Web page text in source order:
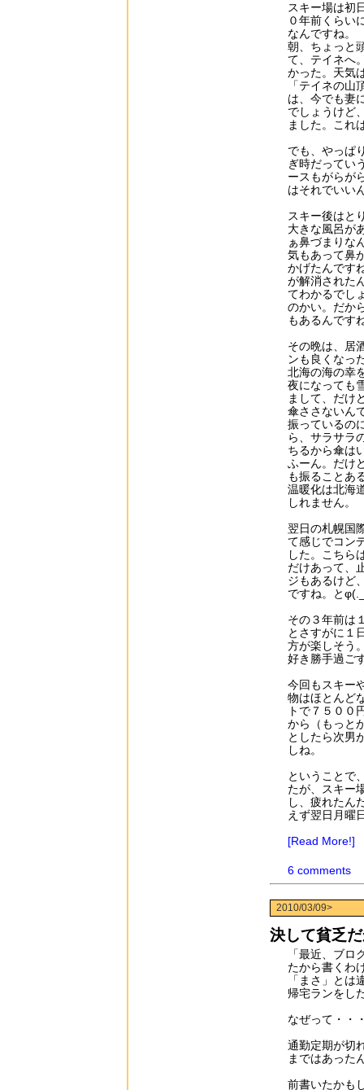
スキー場は初
０年前くらい
なんですね。
朝、ちょっと
て、テイネへ
かった。天気
「テイネの
は、今でも妻
でしょうけど
ました。これ
でも、やっぱ
ぎ時だってい
ースもがらが
はそれでいい
スキー後はと
大きな風呂が
ぁ鼻づまりな
気もあって鼻
かげたんです
が解消された
てわかるでし
のかい。だか
もあるんです
その晩は、居
ンも良くなっ
北海の海の幸
夜になっても
まして、だけ
傘ささないん
振っているの
ら、サラサラ
ちるから傘は
ふーん。だけ
も振ることあ
温暖化は北海
しれません。
翌日の札幌国
て感じでコン
した。こちら
だけあって、
ジもあるけど
ですね。と
その３年前は
とさすがに１
方が楽しそう
好き勝手過ご
今回もスキー
物はほとんど
トで７５００
から（もっと
としたら次男
しね。
ということで
たが、スキー
し、疲れたん
えず翌日月曜
[Read More!]
6 comments
2010/03/09>
決して貧乏
「最近、ブ
たから書くわ
「まさ」と
帰宅ランをし
なぜって・・
通勤定期が切
まではあった
前書いたかも